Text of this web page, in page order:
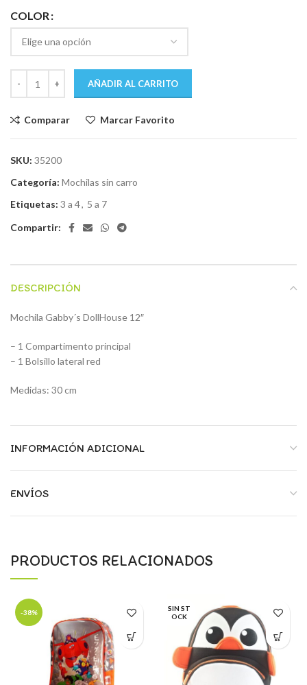
COLOR
AÑADIR AL CARRITO
Comparar Marcar Favorito
SKU: 35200
Categoría: Mochilas sin carro
Etiquetas: 3 a 4, 5 a 7
Compartir:
DESCRIPCIÓN
Mochila Gabby´s DollHouse 12″
– 1 Compartimento principal
– 1 Bolsillo lateral red
Medidas: 30 cm
INFORMACIÓN ADICIONAL
ENVÍOS
PRODUCTOS RELACIONADOS
-38%
SIN ST
OCK